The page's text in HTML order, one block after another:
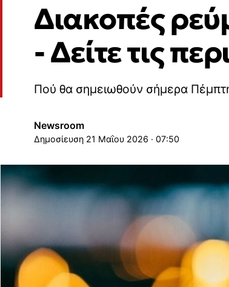
Διακοπές
- Δείτε τις
Πού θα σημειωθούν σήμερα
Newsroom
21 Μαΐου 2026 · 07:50